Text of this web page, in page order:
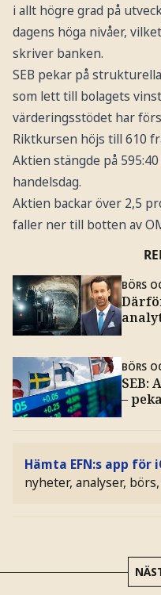
i allt högre grad på
dagens höga nivåer,
skriver banken.
SEB pekar på
som lett till bolagets
värderingsstödet har
Riktkursen höjs till 610
Aktien stängde på
handelsdag.
Aktien backar över 2,5
faller ner till botten av
BÖRS
BÖRS
SEB:
–
Hämta EFN:s app för
nyheter, analyser,